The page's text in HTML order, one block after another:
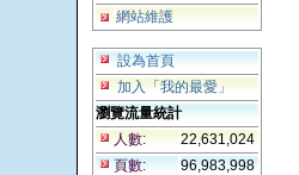
網站維護
設為首頁
加入「我的最愛」
瀏覽流量統計
人數:
22,631,024
頁數:
96,983,998